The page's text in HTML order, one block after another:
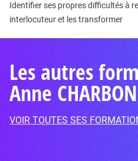
Identifier ses propres difficultés à
interlocuteur et les transformer
Les autres
Anne
VOIR TOUTES SES